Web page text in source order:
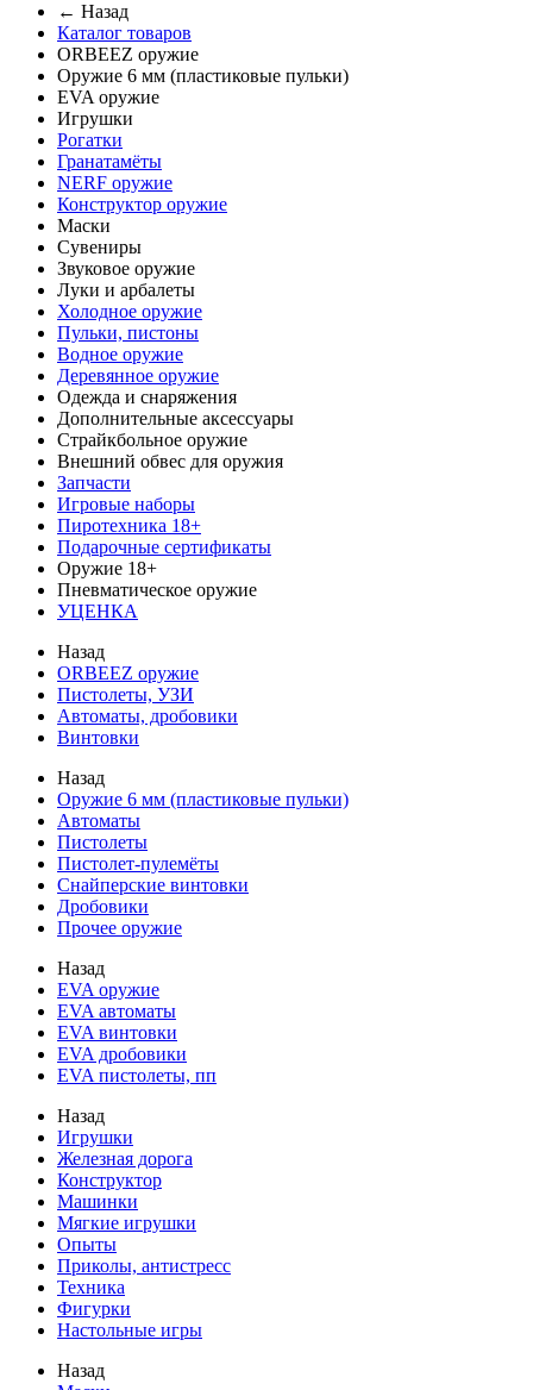
← Назад
Каталог товаров
ORBEEZ оружие
Оружие 6 мм (пластиковые пульки)
EVA оружие
Игрушки
Рогатки
Гранатамёты
NERF оружие
Конструктор оружие
Маски
Сувениры
Звуковое оружие
Луки и арбалеты
Холодное оружие
Пульки, пистоны
Водное оружие
Деревянное оружие
Одежда и снаряжения
Дополнительные аксессуары
Страйкбольное оружие
Внешний обвес для оружия
Запчасти
Игровые наборы
Пиротехника 18+
Подарочные сертификаты
Оружие 18+
Пневматическое оружие
УЦЕНКА
Назад
ORBEEZ оружие
Пистолеты, УЗИ
Автоматы, дробовики
Винтовки
Назад
Оружие 6 мм (пластиковые пульки)
Автоматы
Пистолеты
Пистолет-пулемёты
Снайперские винтовки
Дробовики
Прочее оружие
Назад
EVA оружие
EVA автоматы
EVA винтовки
EVA дробовики
EVA пистолеты, пп
Назад
Игрушки
Железная дорога
Конструктор
Машинки
Мягкие игрушки
Опыты
Приколы, антистресс
Техника
Фигурки
Настольные игры
Назад